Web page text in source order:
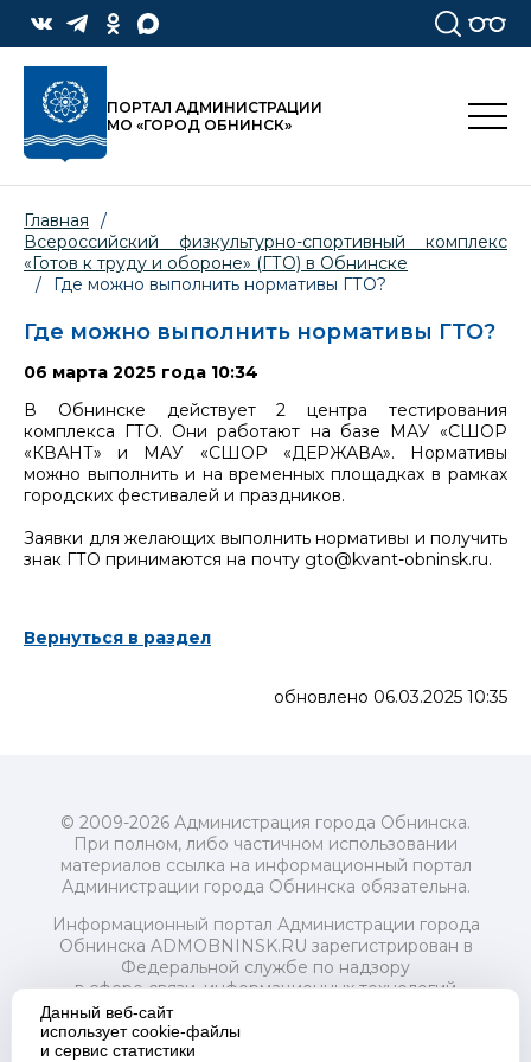
ПОРТАЛ АДМИНИСТРАЦИИ
МО «ГОРОД ОБНИНСК»
Главная
/
Всероссийский физкультурно-спортивный комплекс
«Готов к труду и обороне» (ГТО) в Обнинске
/
Где можно выполнить нормативы ГТО?
Где можно выполнить нормативы ГТО?
06 марта 2025 года 10:34
В Обнинске действует 2 центра тестирования
комплекса ГТО. Они работают на базе МАУ «СШОР
«КВАНТ» и МАУ «СШОР «ДЕРЖАВА». Нормативы
можно выполнить и на временных площадках в рамках
городских фестивалей и праздников.
Заявки для желающих выполнить нормативы и получить
знак ГТО принимаются на почту gto@kvant-obninsk.ru.
Вернуться в раздел
обновлено 06.03.2025 10:35
© 2009-2026 Администрация города Обнинска.
При полном, либо частичном использовании
материалов ссылка на информационный портал
Администрации города Обнинска обязательна.
Информационный портал Администрации города
Обнинска ADMOBNINSK.RU зарегистрирован в
Федеральной службе по надзору
в сфере связи, информационных технологий
и массовых коммуникаций (Роскомнадзор) 24 июля
2018 года.
Свидетельство о регистрации Эл № ФС77-73321
Данный веб-сайт
использует cookie-файлы
и сервис статистики